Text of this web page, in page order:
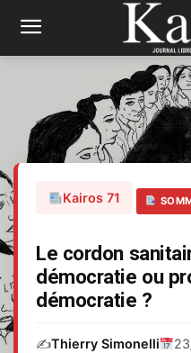
Kairos 71
Le cordon
démocratie ou
démocratie ?
✍️Thierry Simonelli